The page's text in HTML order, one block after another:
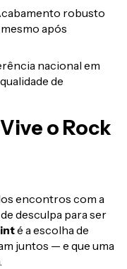
robusto
após
nacional em
de
o Rock
encontros com a
desculpa para ser
é a escolha de
juntos — e que uma